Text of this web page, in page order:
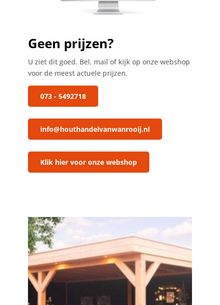
Geen prijzen?
U ziet dit goed. Bel, mail of kijk op onze webshop
voor de meest actuele prijzen.
073 - 5492718
info@houthandelvanwanrooij.nl
Klik hier voor onze webshop